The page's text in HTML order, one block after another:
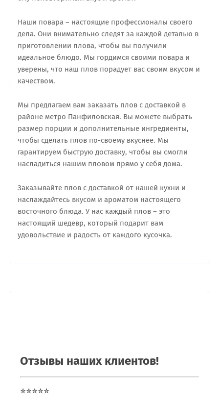
Наши повара – настоящие профессионалы своего
дела. Они внимательно следят за каждой деталью в
приготовлении плова, чтобы вы получили
идеальное блюдо. Мы гордимся своими повара и
уверены, что наш плов порадует вас своим вкусом и
качеством.
Мы предлагаем вам заказать плов с доставкой в
районе метро Панфиловская. Вы можете выбрать
размер порции и дополнительные ингредиенты,
чтобы сделать плов по-своему вкуснее. Мы
гарантируем быструю доставку, чтобы вы смогли
насладиться нашим пловом прямо у себя дома.
Заказывайте плов с доставкой от нашей кухни и
наслаждайтесь вкусом и ароматом настоящего
восточного блюда. У нас каждый плов – это
настоящий шедевр, который подарит вам
удовольствие и радость от каждого кусочка.
Отзывы наших клиентов!
⭐⭐⭐⭐⭐